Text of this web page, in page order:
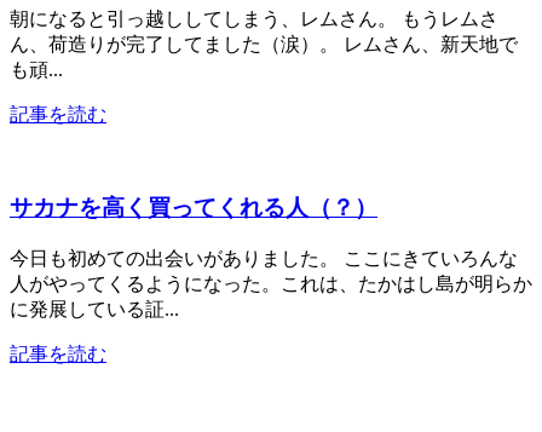
朝になると引っ越ししてしまう、レムさん。 もうレムさ
ん、荷造りが完了してました（涙）。 レムさん、新天地で
も頑...
記事を読む
サカナを高く買ってくれる人（？）
今日も初めての出会いがありました。 ここにきていろんな
人がやってくるようになった。これは、たかはし島が明らか
に発展している証...
記事を読む